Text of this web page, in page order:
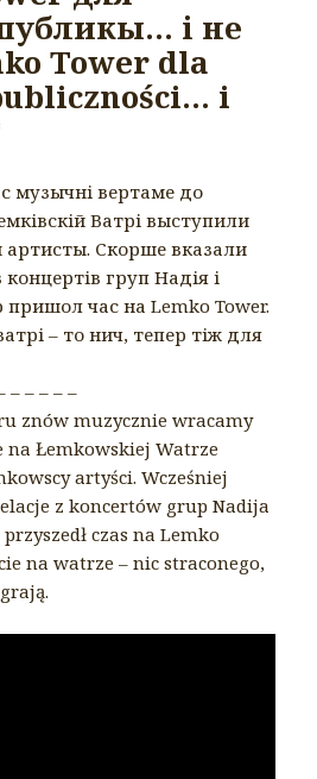
і не
Tower dla
i
музычні вертаме до
Ватрі выступили
Скорше вказали
груп Надія і
час на Lemko Tower.
– то нич, тепер тіж для
– – – – –
znów muzycznie wracamy
na Łemkowskiej Watrze
artyści. Wcześniej
z koncertów grup Nadija
czas na Lemko
na watrze – nic straconego,